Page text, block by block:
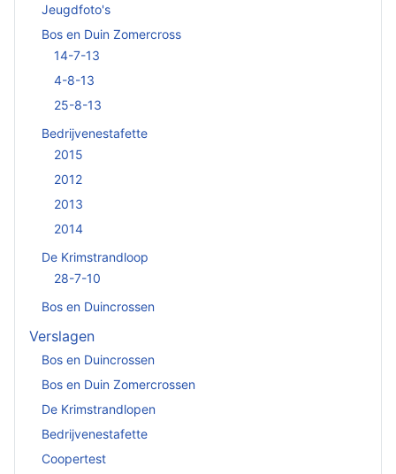
Jeugdfoto's
Bos en Duin Zomercross
14-7-13
4-8-13
25-8-13
Bedrijvenestafette
2015
2012
2013
2014
De Krimstrandloop
28-7-10
Bos en Duincrossen
Verslagen
Bos en Duincrossen
Bos en Duin Zomercrossen
De Krimstrandlopen
Bedrijvenestafette
Coopertest